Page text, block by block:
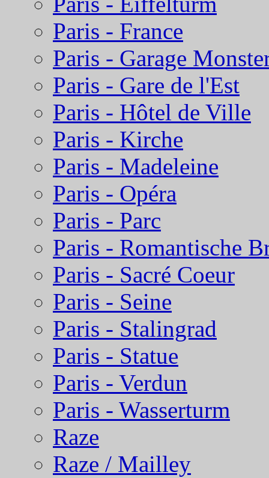
Paris - France
Paris - Garage
Paris - Gare de l'Est
Paris - Hôtel de Ville
Paris - Kirche
Paris - Madeleine
Paris - Opéra
Paris - Parc
Paris - Romantische
Paris - Sacré Coeur
Paris - Seine
Paris - Stalingrad
Paris - Statue
Paris - Verdun
Paris - Wasserturm
Raze
Raze / Mailley